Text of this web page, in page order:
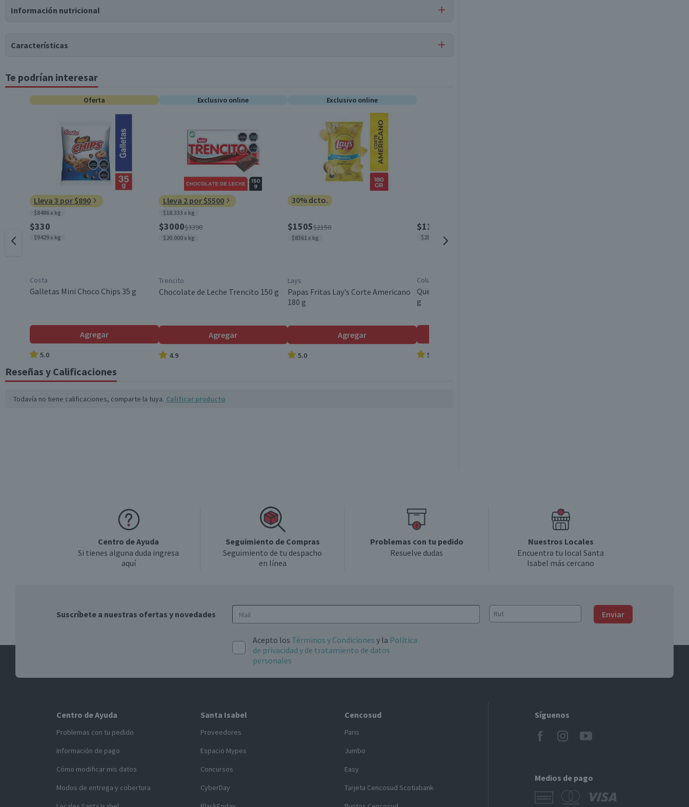
Información nutricional
Tabla nutricional
portionsByContainer
*Ingesta de referencia de un adulto promedio (8400 kj / 2000 kcal)
Características
Tipo de Producto
1 un.
Pote
País de Origen
Te podrían interesar
Oferta
Lleva 3 por $890
$8486 x kg
$330
$9429 x kg
Costa
Galletas Mini Choco Chips 35 g
Agregar
5.0
Exclusivo online
Lleva 2 por $5500
$18.333 x kg
$3000$3390
$20.000 x kg
Trencito
Chocolate de Leche Trencito 150 g
Agregar
4.9
Exclusivo online
30% dcto.
$1505$2150
$8361 x kg
Lays
Papas Fritas Lay's Corte Americano
180 g
Agregar
5.0
$1130
$28.250 x kg
Colun
Queso Reggianito Colun Rallado 40
g
5.0
Reseñas y Calificaciones
Todavía no tiene calificaciones, comparte la tuya. Calificar producto
Centro de Ayuda
Si tienes alguna duda ingresa
aquí
Seguimiento de Compras
Seguimiento de tu despacho
en línea
Problemas con tu pedido
Resuelve dudas
Nuestros Locales
Encuentra tu local Santa
Isabel más cercano
Suscríbete a nuestras ofertas y novedades Enviar
Acepto los Términos y Condiciones y la Política
de privacidad y de tratamiento de datos
personales
Centro de Ayuda
Problemas con tu pedido
Información de pago
Cómo modificar mis datos
Modos de entrega y cobertura
Santa Isabel
Proveedores
Espacio Mypes
Concursos
CyberDay
Cencosud
Paris
Jumbo
Easy
Tarjeta Cencosud Scotiabank
Síguenos
Medios de pago